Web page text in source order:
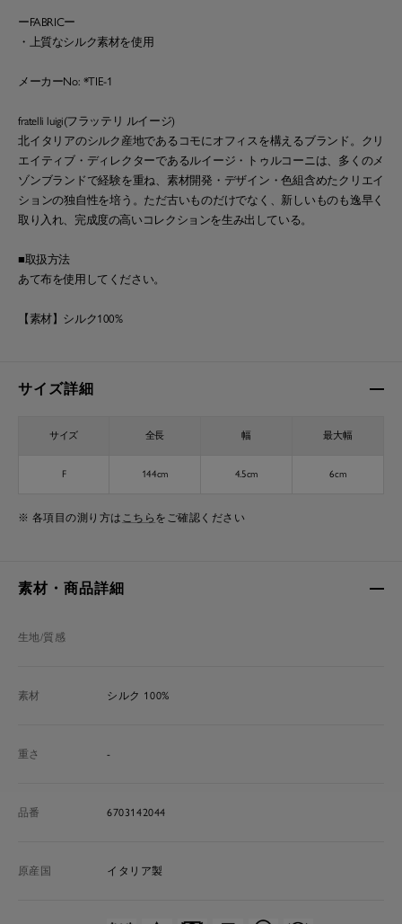
ーFABRICー
・上質なシルク素材を使用
メーカーNo: *TIE-1
fratelli luigi(フラッテリ ルイージ)
北イタリアのシルク産地であるコモにオフィスを構えるブランド。クリ
エイティブ・ディレクターであるルイージ・トゥルコーニは、多くのメ
ゾンブランドで経験を重ね、素材開発・デザイン・色組含めたクリエイ
ションの独自性を培う。ただ古いものだけでなく、新しいものも逸早く
取り入れ、完成度の高いコレクションを生み出している。
■取扱方法
あて布を使用してください。
【素材】シルク100%
サイズ詳細
サイズ 全長 幅 最大幅
F 144cm 4.5cm 6cm
※ 各項目の測り方は こちら をご確認ください
素材・商品詳細
生地/質感
素材 シルク 100%
重さ -
品番 6703142044
原産国 イタリア製